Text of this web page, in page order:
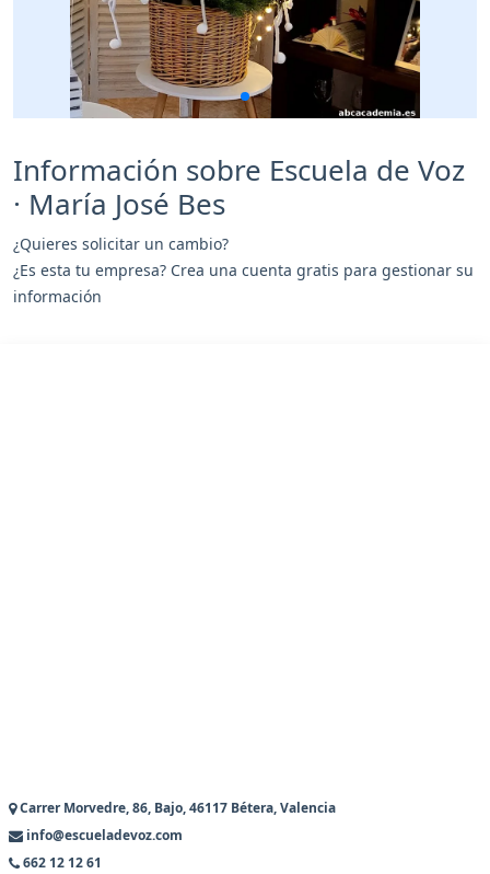
Información sobre Escuela de Voz
· María José Bes
¿Quieres solicitar un cambio?
¿Es esta tu empresa? Crea una cuenta gratis para gestionar su
información
Carrer Morvedre, 86, Bajo, 46117 Bétera, Valencia
info@escueladevoz.com
662 12 12 61